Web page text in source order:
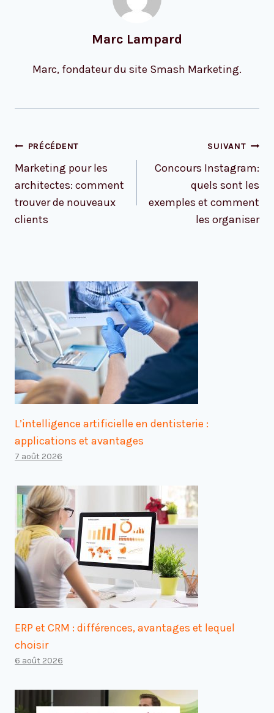
Marc Lampard
Marc, fondateur du site Smash Marketing.
Navigation
l’article
PRÉCÉDENT
Marketing pour les
architectes: comment
trouver de nouveaux
clients
SUIVANT
Concours Instagram:
quels sont les
exemples et comment
les organiser
L’intelligence artificielle en dentisterie :
applications et avantages
7 août 2026
ERP et CRM : différences, avantages et lequel
choisir
6 août 2026